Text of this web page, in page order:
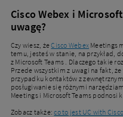
Cisco Webex i
uwagę?
Czy wiesz, żeCisco Webex Meetings
temu, jesteś w stanie, na przykład,
z Microsoft Teams . Dlaczego takie
Przede wszystkim z uwagi na fakt,
przypadku kontaktów z
posługiwanie się różnymi
Meetings i Microsoft Teams podnosi
Zobacz także:co to jest UC with